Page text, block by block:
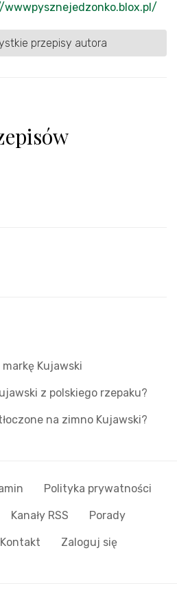
przepisy autora
markę Kujawski
z polskiego rzepaku?
na zimno Kujawski?
Polityka prywatności
Kanały RSS Porady
Kontakt Zaloguj się